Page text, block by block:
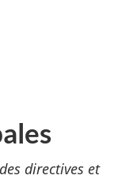
directives et